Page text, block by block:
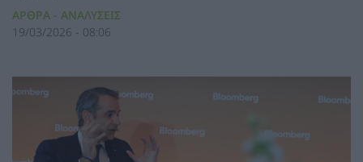
ΑΡΘΡΑ - ΑΝΑΛΥΣΕΙΣ
19/03/2026 - 08:06